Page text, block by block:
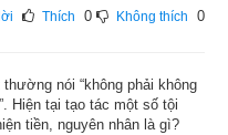
thu bắt được rất nhiều
Thích 0 Không thích 0
nói “không phải không
Hiện tại tạo tác một số tội
tiền, nguyên nhân là gì?